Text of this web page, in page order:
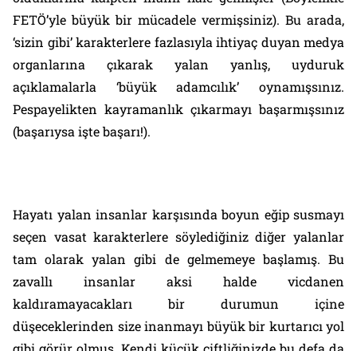
FETÖ’yle büyük bir mücadele vermişsiniz). Bu arada,
‘sizin gibi’ karakterlere fazlasıyla ihtiyaç duyan medya
organlarına çıkarak yalan yanlış, uyduruk
açıklamalarla ‘büyük adamcılık’ oynamışsınız.
Pespayelikten kayramanlık çıkarmayı başarmışsınız
(başarıysa işte başarı!).
Hayatı yalan insanlar karşısında boyun eğip susmayı
seçen vasat karakterlere söylediğiniz diğer yalanlar
tam olarak yalan gibi de gelmemeye başlamış. Bu
zavallı insanlar aksi halde vicdanen
kaldıramayacakları bir durumun içine
düşeceklerinden size inanmayı büyük bir kurtarıcı yol